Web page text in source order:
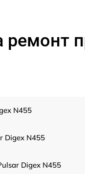
N455
Digex N455
Digex N455